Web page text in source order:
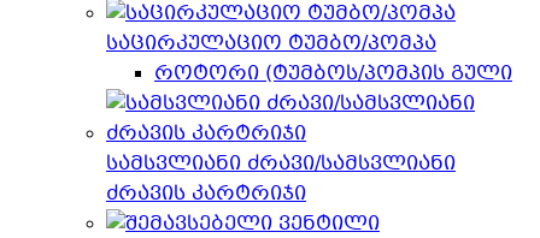
საცირკულაციო ტუმბო/პომპა
როტორი (ტუმბოს/პომპის გული
სამსვლიანი ძრავი/სამსვლიანი
ძრავის კარტრიჯი